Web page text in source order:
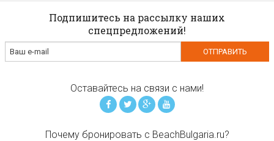
Подпишитесь на рассылку наших
спецпредложений!
Оставайтесь на связи с нами!
Почему бронировать с BeachBulgaria.ru?